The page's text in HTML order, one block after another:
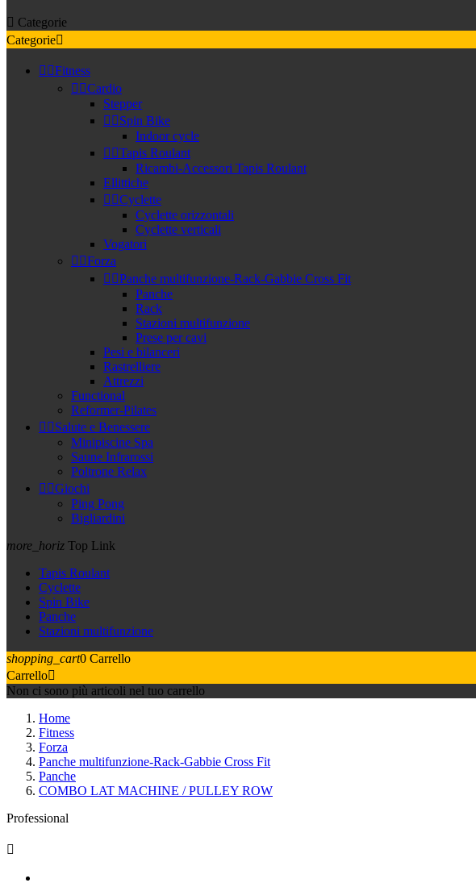
 Categorie
Categorie
 Fitness
 Cardio
Stepper
 Spin Bike
Indoor cycle
 Tapis Roulant
Ricambi-Accessori Tapis Roulant
Ellittiche
 Cyclette
Cyclette orizzontali
Cyclette verticali
Vogatori
 Forza
 Panche multifunzione-Rack-Gabbie Cross Fit
Panche
Rack
Stazioni multifunzione
Prese per cavi
Pesi e bilanceri
Rastrelliere
Attrezzi
Functional
Reformer-Pilates
 Salute e Benessere
Minipiscine Spa
Saune Infrarossi
Poltrone Relax
 Giochi
Ping Pong
Bigliardini
more_horiz Top Link
Tapis Roulant
Cyclette
Spin Bike
Panche
Stazioni multifunzione
shopping_cart0 Carrello
Carrello
Non ci sono più articoli nel tuo carrello
Home
Fitness
Forza
Panche multifunzione-Rack-Gabbie Cross Fit
Panche
COMBO LAT MACHINE / PULLEY ROW
Professional
